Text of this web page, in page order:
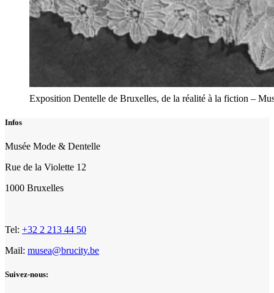
Exposition Dentelle de Bruxelles, de la réalité à la fiction –
Infos
Musée Mode & Dentelle
Rue de la Violette 12
1000 Bruxelles
Tel: +32 2 213 44 50
Mail: musea@brucity.be
Suivez-nous: